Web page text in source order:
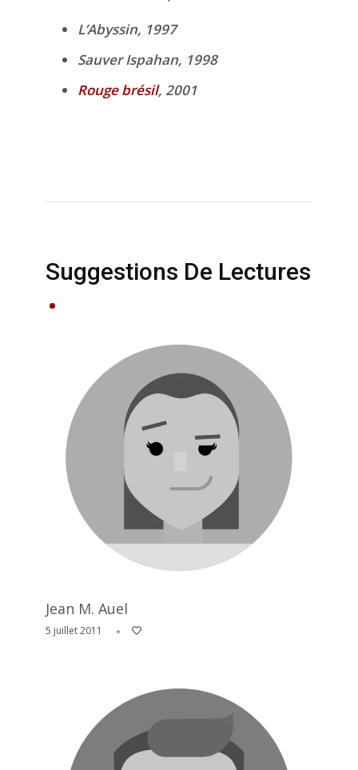
L’Abyssin, 1997
Sauver Ispahan, 1998
Rouge brésil, 2001
Suggestions De Lectures
Jean M. Auel
5 juillet 2011